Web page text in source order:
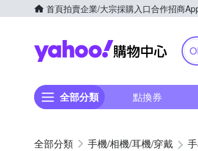
首頁拍賣企業/大宗採購入口合作招商
全部分類 點換券
手機/相機/耳機/穿戴